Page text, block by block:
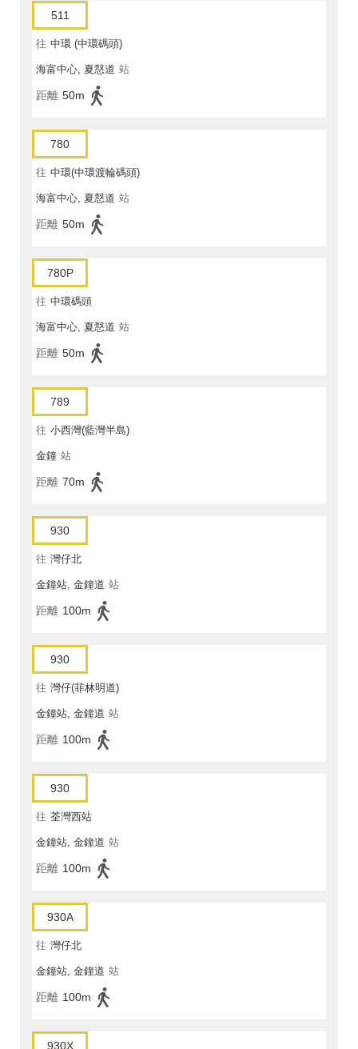
511
往 中環 (中環碼頭)
海富中心, 夏慤道 站
距離 50m
780
往 中環(中環渡輪碼頭)
海富中心, 夏慤道 站
距離 50m
780P
往 中環碼頭
海富中心, 夏慤道 站
距離 50m
789
往 小西灣(藍灣半島)
金鐘 站
距離 70m
930
往 灣仔北
金鐘站, 金鐘道 站
距離 100m
930
往 灣仔(菲林明道)
金鐘站, 金鐘道 站
距離 100m
930
往 荃灣西站
金鐘站, 金鐘道 站
距離 100m
930A
往 灣仔北
金鐘站, 金鐘道 站
距離 100m
930X